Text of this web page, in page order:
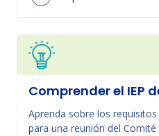
Comprender el IEP
Aprenda sobre los
para una reunión del Comité